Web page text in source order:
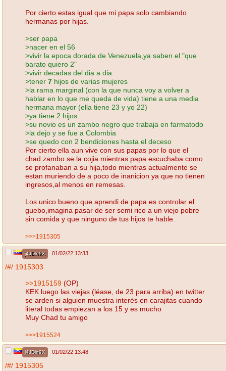
Por cierto estas igual que mi papa solo cambiando
hermanas por hijas.
>ser papa
>nacer en el 56
>vivir la epoca dorada de Venezuela,ya saben el "que
barato quiero 2"
>vivir decadas del dia a dia
>tener 7 hijos de varias mujeres
>la rama marginal (con la que nunca voy a volver a
hablar en lo que me queda de vida) tiene a una media
hermana mayor (ella tiene 23 y yo 22)
>ya tiene 2 hijos
>su novio es un zambo negro que trabaja en farmatodo
>la dejo y se fue a Colombia
>se quedo con 2 bendiciones hasta el deceso
Por cierto ella aun vive con sus papas por lo que el
chad zambo se la cojia mientras papa escuchaba como
se profanaban a su hija,todo mientras actualmente se
estan muriendo de a poco de inanicion ya que no tienen
ingresos,al menos en remesas.
Los unico bueno que aprendi de papa es controlar el
guebo,imagina pasar de ser semi rico a un viejo pobre
sin comida y que ninguno de tus hijos te hable.
>>>1915305
j4JDln9X 01/02/22 13:33
/#/ 1915303
>>1915159 (OP)
KEK luego las viejas (léase, de 23 para arriba) en twitter
se arden si alguien muestra interés en carajitas cuando
literal todas empiezan a los 15 y es mucho
Muy Chad tu amigo
>>>1915524
j4JDln9X 01/02/22 13:48
/#/ 1915305